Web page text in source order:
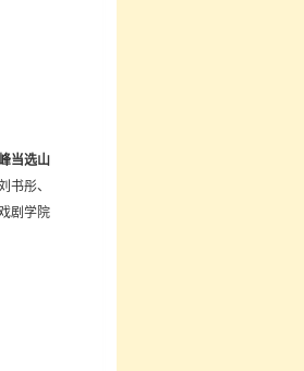
当选山
书彤、
剧学院